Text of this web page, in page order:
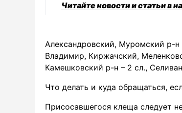
Читайте новости и статьи в
Александровский, Муромский р-н
Владимир, Киржачский,
Камешковский р-н – 2 сл.,
Что делать и куда обращаться,
Присосавшегося клеща следует